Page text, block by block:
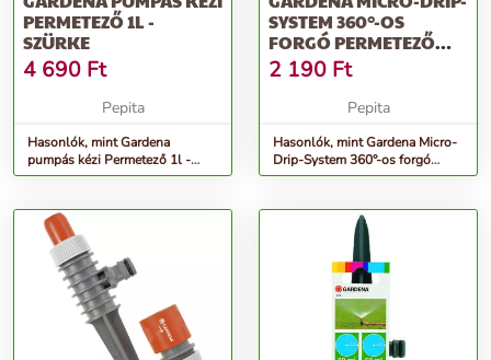
PERMETEZŐ 1L -
SZÜRKE
4 690 Ft
Pepita
Hasonlók, mint Gardena
pumpás kézi Permetező 1l -
szürke
SYSTEM 360°-OS
FORGÓ PERMETEZŐ
ESŐZTETŐ 2 DB
2 190 Ft
Pepita
Hasonlók, mint Gardena Micro-
Drip-System 360°-os forgó
permetező Esőztető 2 db